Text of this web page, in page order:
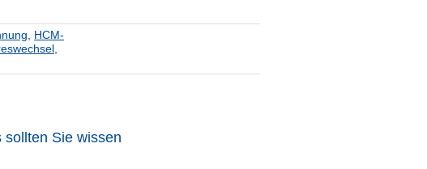
HCM-
sollten Sie wissen